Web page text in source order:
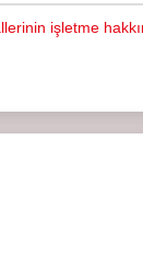
işletme